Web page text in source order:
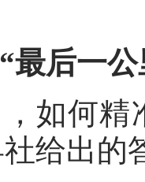
最后一公
如何
给出的